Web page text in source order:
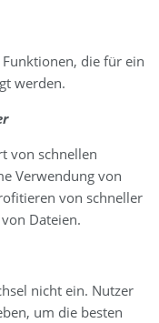
Funktionen, die für ein
werden.
von schnellen
Verwendung von
von schneller
Dateien.
nicht ein. Nutzer
um die besten